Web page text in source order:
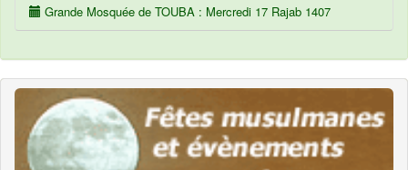
Grande Mosquée de TOUBA : Mercredi 17 Rajab 1407